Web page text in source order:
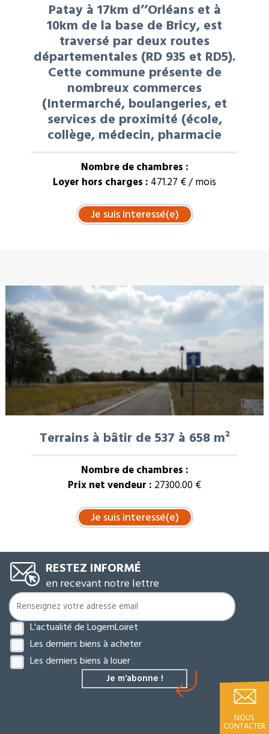
Patay à 17km d’’Orléans et à
10km de la base de Bricy, est
traversé par deux routes
départementales (RD 935 et RD5).
Cette commune présente de
nombreux commerces
(Intermarché, boulangeries, et
services de proximité (école,
collège, médecin, pharmacie
Nombre de chambres :
Loyer hors charges : 471.27 € / mois
Terrains à bâtir de 537 à 658 m²
Nombre de chambres :
Prix net vendeur : 27300.00 €
RESTEZ INFORMÉ
en recevant notre lettre
L'actualité de LogemLoiret
Les derniers biens à acheter
Les derniers biens à louer
NOUS
CONTACTER